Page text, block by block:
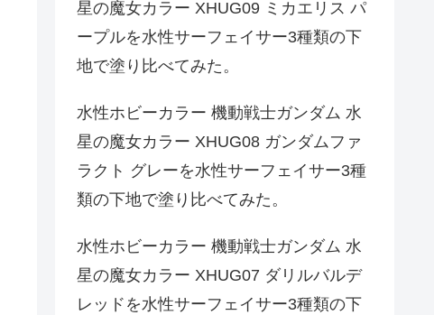
星の魔女カラー XHUG09 ミカエリス パ
ープルを水性サーフェイサー3種類の下
地で塗り比べてみた。
水性ホビーカラー 機動戦士ガンダム 水
星の魔女カラー XHUG08 ガンダムファ
ラクト グレーを水性サーフェイサー3種
類の下地で塗り比べてみた。
水性ホビーカラー 機動戦士ガンダム 水
星の魔女カラー XHUG07 ダリルバルデ
レッドを水性サーフェイサー3種類の下